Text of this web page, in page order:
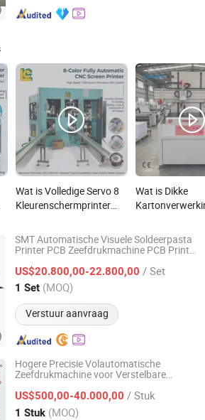
Wat is Volledige Servo 8
Kleurenschermprinter
Vlambehandeling UV
Uitharding voor Ronde
Wat is Dikke
Horizontale
SMT Automatische Visuele Soldeerpasta
Printer PCB Zeefdrukmachine PCB Printer
US$20.800,00-22.800,00 / Set
1 Set (MOQ)
Verstuur aanvraag
Electronic Equipment Co., Ltd.
Sinds 2022
Hogere Precisie Volautomatische
Zeefdrukmachine voor Verstelbare
Flessen
US$500,00-40.000,00 / Stuk
1 Stuk (MOQ)
Co., Ltd.
Sinds 2016